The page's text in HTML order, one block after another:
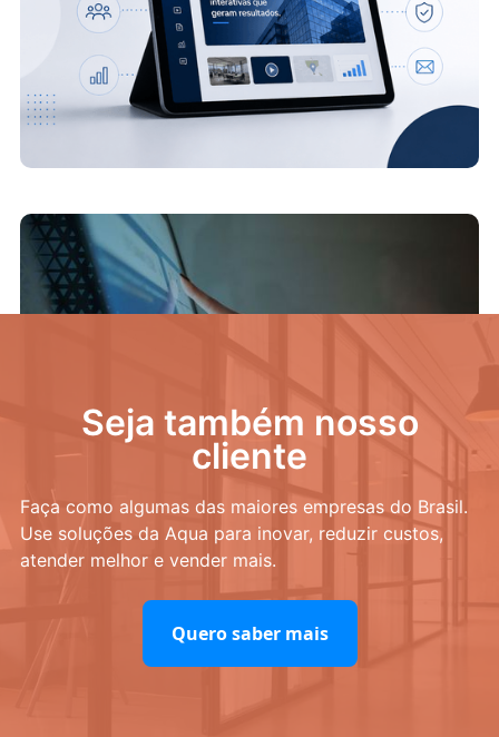
O papel das telas touch no aumento do ticket
médio em redes de varejo
Seja também nosso
cliente
Faça como algumas das maiores empresas do Brasil.
Use soluções da Aqua para inovar, reduzir custos,
atender melhor e vender mais.
Quero saber mais